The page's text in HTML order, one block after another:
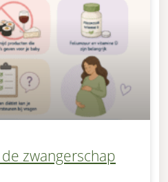
zwangerschap